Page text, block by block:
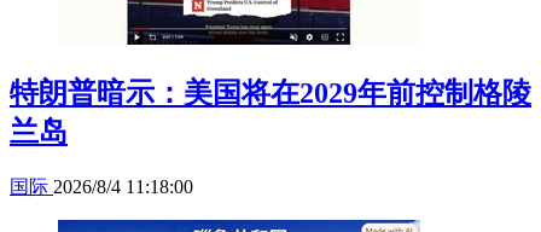
特朗普暗示：美国将在2029年前控制格陵
兰岛
国际 2026/8/4 11:18:00